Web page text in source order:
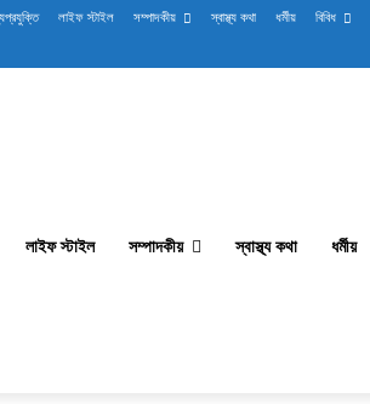
লাইফ স্টাইল সম্পাদকীয় স্বাস্থ্য কথা ধর্মীয় বিবিধ
লাইফ স্টাইল সম্পাদকীয় স্বাস্থ্য কথা ধর্মীয়